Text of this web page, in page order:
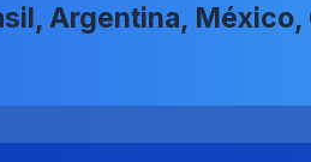
Argentina,